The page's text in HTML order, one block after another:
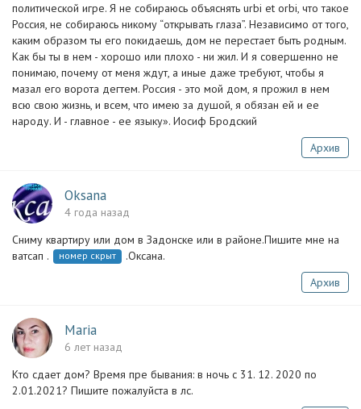
политической игре. Я не собираюсь объяснять urbi et orbi, что такое
Россия, не собираюсь никому “открывать глаза”. Независимо от того,
каким образом ты его покидаешь, дом не перестает быть родным.
Как бы ты в нем - хорошо или плохо - ни жил. И я совершенно не
понимаю, почему от меня ждут, а иные даже требуют, чтобы я
мазал его ворота дегтем. Россия - это мой дом, я прожил в нем
всю свою жизнь, и всем, что имею за душой, я обязан ей и ее
народу. И - главное - ее языку». Иосиф Бродский
Архив
Oksana
4 года назад
Сниму квартиру или дом в Задонске или в районе.Пишите мне на
ватсап .
номер скрыт
.Оксана.
Архив
Maria
6 лет назад
Кто сдает дом? Время пре бывания: в ночь с 31. 12. 2020 по
2.01.2021? Пишите пожалуйста в лс.